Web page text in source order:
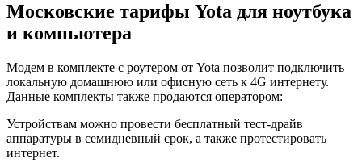
Московские тарифы Yota для ноутбука
и компьютера
Модем в комплекте с роутером от Yota позволит подключить
локальную домашнюю или офисную сеть к 4G интернету.
Данные комплекты также продаются оператором:
Устройствам можно провести бесплатный тест-драйв
аппаратуры в семидневный срок, а также протестировать
интернет.